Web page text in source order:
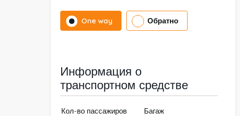
One way Обратно
Информация о
транспортном средстве
Кол-во пассажиров Багаж